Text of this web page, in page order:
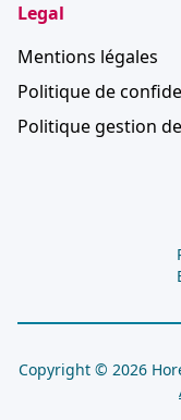
Legal
Mentions légales
Politique de
Politique gestion
Copyright © 2026